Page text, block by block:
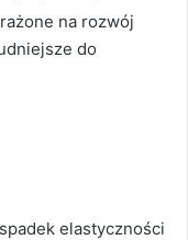
na rozwój
do
elastyczności